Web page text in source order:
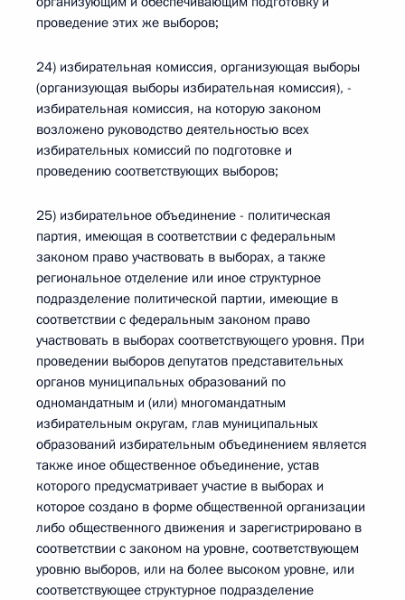
проведение этих же выборов;
24) избирательная комиссия, организующая выборы
(организующая выборы избирательная комиссия), -
избирательная комиссия, на которую законом
возложено руководство деятельностью всех
избирательных комиссий по подготовке и
проведению соответствующих выборов;
25) избирательное объединение - политическая
партия, имеющая в соответствии с федеральным
законом право участвовать в выборах, а также
региональное отделение или иное структурное
подразделение политической партии, имеющие в
соответствии с федеральным законом право
участвовать в выборах соответствующего уровня. При
проведении выборов депутатов представительных
органов муниципальных образований по
одномандатным и (или) многомандатным
избирательным округам, глав муниципальных
образований избирательным объединением является
также иное общественное объединение, устав
которого предусматривает участие в выборах и
которое создано в форме общественной организации
либо общественного движения и зарегистрировано в
соответствии с законом на уровне, соответствующем
уровню выборов, или на более высоком уровне, или
соответствующее структурное подразделение